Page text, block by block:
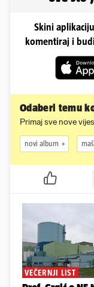
Skini
komentiraj i
Odaberi temu
Primaj sve nove
novi album